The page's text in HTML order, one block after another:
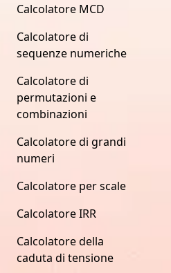
Calcolatore MCD
Calcolatore di
sequenze numeriche
Calcolatore di
permutazioni e
combinazioni
Calcolatore di grandi
numeri
Calcolatore per scale
Calcolatore IRR
Calcolatore della
caduta di tensione